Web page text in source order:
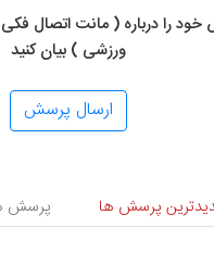
را درباره ( مانت اتصال
ورزشی ) بیان کنید
ارسال پرسش
و پاسخپرسش ها پرسش